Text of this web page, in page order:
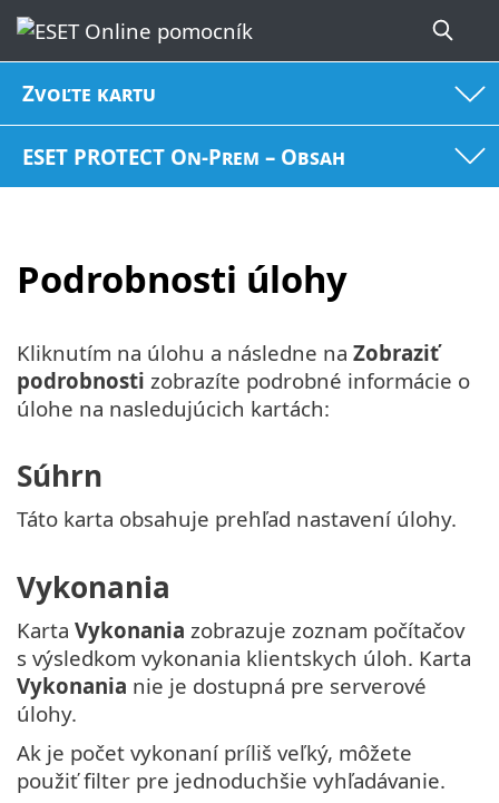
Zvoľte kartu
ESET PROTECT On-Prem – Obsah
Podrobnosti úlohy
Kliknutím na úlohu a následne na Zobraziť
podrobnosti zobrazíte podrobné informácie o
úlohe na nasledujúcich kartách:
Súhrn
Táto karta obsahuje prehľad nastavení úlohy.
Vykonania
Karta Vykonania zobrazuje zoznam počítačov
s výsledkom vykonania klientskych úloh. Karta
Vykonania nie je dostupná pre serverové
úlohy.
Ak je počet vykonaní príliš veľký, môžete
použiť filter pre jednoduchšie vyhľadávanie.